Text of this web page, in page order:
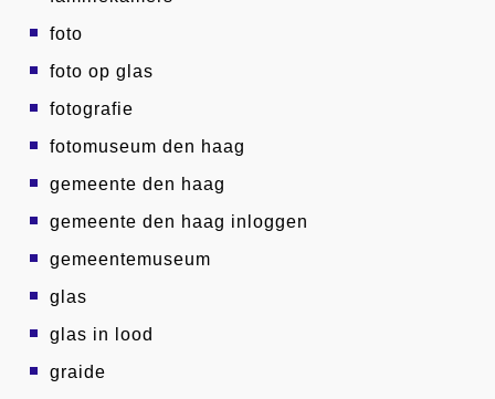
foto
foto op glas
fotografie
fotomuseum den haag
gemeente den haag
gemeente den haag inloggen
gemeentemuseum
glas
glas in lood
graide